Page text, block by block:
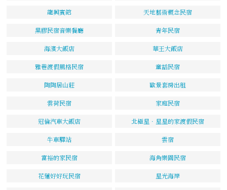
龍興賓館 天地藝術概念民宿
黑膠民宿音樂餐廳 青年民宿
海濱大飯店 華王大飯店
雅巷渡假風格民宿 童話民宿
陶陶居山莊 歐景套房出租
雲荷民宿 家庭民宿
冠倫汽車大飯店 北極星．星星的家渡假民宿
牛車驛站 雲宿
富裕的家民宿 海角樂園民宿
花蓮好好玩民宿 星光海岸